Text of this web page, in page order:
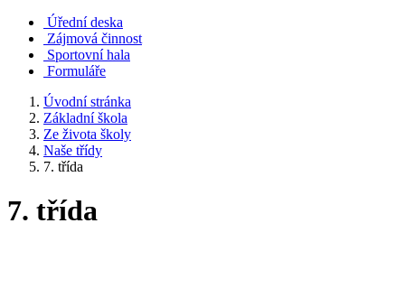
Úřední deska
Zájmová činnost
Sportovní hala
Formuláře
Úvodní stránka
Základní škola
Ze života školy
Naše třídy
7. třída
7. třída